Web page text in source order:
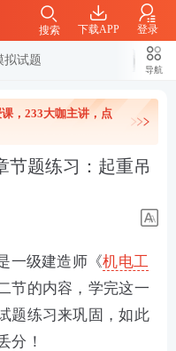
下载APP 登录
搜索
拟试题
导航
，233大咖主讲，点
节题练习：起重吊
一级建造师《机电工
节的内容，学完这一
题练习来巩固，如此
分！